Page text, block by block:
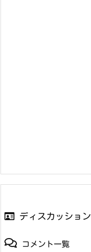
ディスカッション
コメント一覧